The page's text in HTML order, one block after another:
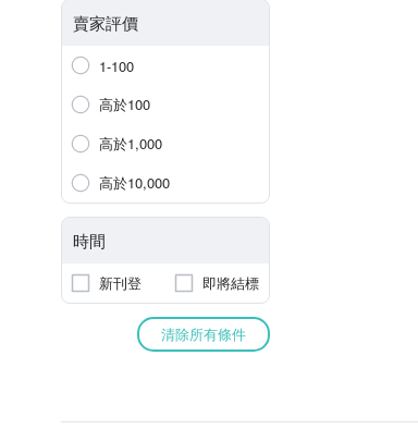
賣家評價
1-100
高於100
高於1,000
高於10,000
時間
新刊登 即將結標
清除所有條件